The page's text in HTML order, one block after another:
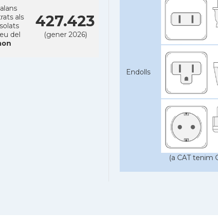
als
del
427.423
(gener 2026)
Endolls
(a CAT tenim